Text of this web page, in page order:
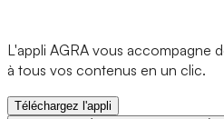
L'appli AGRA vous accompagne
à tous vos contenus en un clic.
Téléchargez l'appli